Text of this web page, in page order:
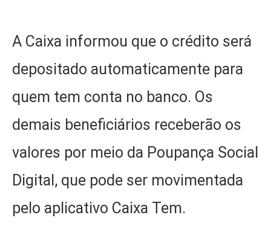
A Caixa informou que o crédito será
depositado automaticamente para
quem tem conta no banco. Os
demais beneficiários receberão os
valores por meio da Poupança Social
Digital, que pode ser movimentada
pelo aplicativo Caixa Tem.